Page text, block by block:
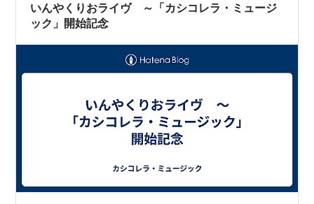
youtu.be 尚、いんや…
いんやくりおライヴ ～「カシコレラ・ミュージ
ック」開始記念